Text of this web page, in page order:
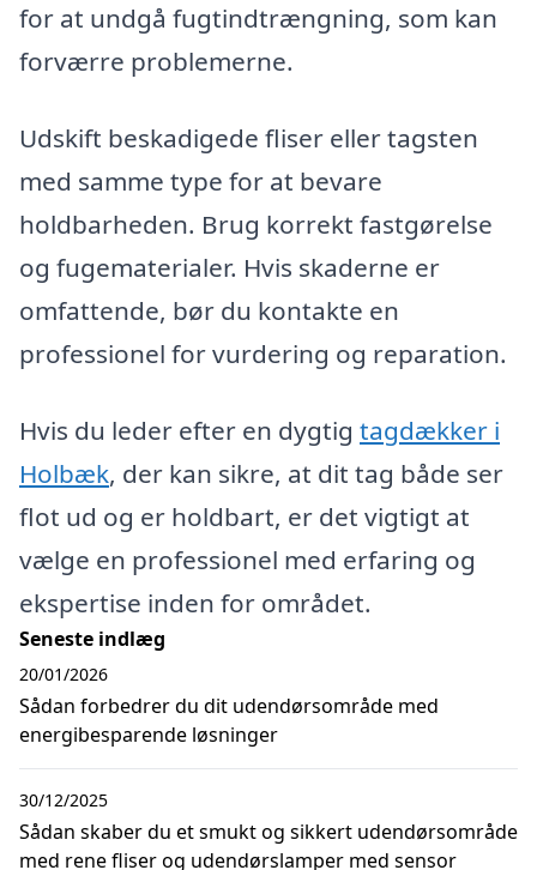
for at undgå fugtindtrængning, som kan
forværre problemerne.
Udskift beskadigede fliser eller tagsten
med samme type for at bevare
holdbarheden. Brug korrekt fastgørelse
og fugematerialer. Hvis skaderne er
omfattende, bør du kontakte en
professionel for vurdering og reparation.
Hvis du leder efter en dygtig tagdækker i
Holbæk, der kan sikre, at dit tag både ser
flot ud og er holdbart, er det vigtigt at
vælge en professionel med erfaring og
ekspertise inden for området.
Seneste indlæg
Sådan forbedrer du dit udendørsområde med
energibesparende løsninger
20/01/2026
Sådan skaber du et smukt og sikkert udendørsområde
med rene fliser og udendørslamper med sensor
30/12/2025